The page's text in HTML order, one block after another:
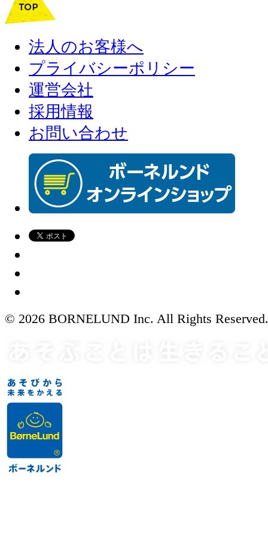
法人のお客様へ
プライバシーポリシー
運営会社
採用情報
お問い合わせ
© 2026 BORNELUND Inc. All Rights Reserved.